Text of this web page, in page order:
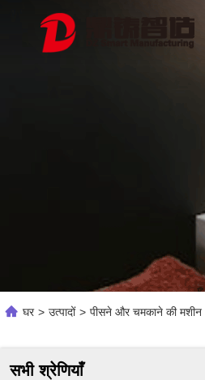
घर > उत्पादों > पीसने और चमकाने की मशीन
सभी श्रेणियाँ